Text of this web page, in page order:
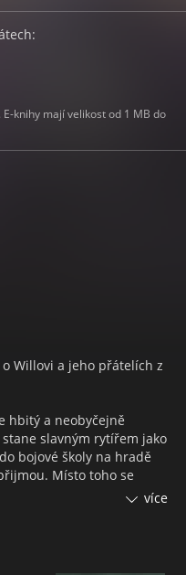
knihy mají velikost od 1 MB do
Willovi a jeho přátelích z
hbitý a neobyčejně
slavným rytířem jako
bojové školy na hradě
Místo toho se
hraničáři, jehož
zbraně hraničáře:
houževnatého malého
více